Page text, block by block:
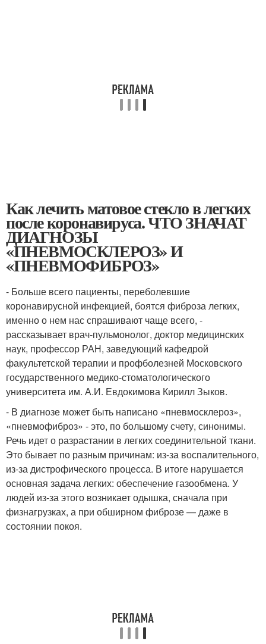
Как лечить матовое стекло в легких
после коронавируса. ЧТО ЗНАЧАТ
ДИАГНОЗЫ
«ПНЕВМОСКЛЕРОЗ» И
«ПНЕВМОФИБРОЗ»
- Больше всего пациенты, переболевшие
коронавирусной инфекцией, боятся фиброза легких,
именно о нем нас спрашивают чаще всего, -
рассказывает врач-пульмонолог, доктор медицинских
наук, профессор РАН, заведующий кафедрой
факультетской терапии и профболезней Московского
государственного медико-стоматологического
университета им. А.И. Евдокимова Кирилл Зыков.
- В диагнозе может быть написано «пневмосклероз»,
«пневмофиброз» - это, по большому счету, синонимы.
Речь идет о разрастании в легких соединительной ткани.
Это бывает по разным причинам: из-за воспалительного,
из-за дистрофического процесса. В итоге нарушается
основная задача легких: обеспечение газообмена. У
людей из-за этого возникает одышка, сначала при
физнагрузках, а при обширном фиброзе — даже в
состоянии покоя.